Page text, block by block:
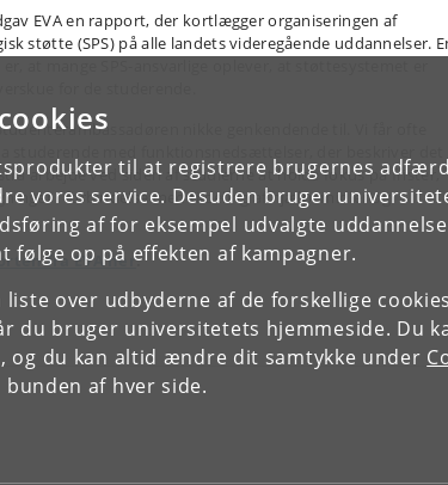
til at registrere brugernes
vores service. Desuden bruger
af for eksempel udvalgte
følge op på effekten af kampagner.
liste over udbyderne af de forskellige
du bruger universitetets hjemmeside. Du
og du kan altid ændre dit samtykke under
af hver side.
EVA en rapport, der kortlægger organiseringen af
støtte (SPS) på alle landets videregående uddannelser.
nikke genkendende til. Vi får ofte
arbejdeved siden af studierne at holdefokuspå frister,
i forbindelse med tildeling af hjælpemidler og
fra EVA her.